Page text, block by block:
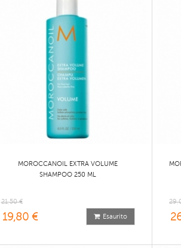
MOROCCANOIL EXTRA VOLUME
SHAMPOO 250 ML
21,50 €
19,80 € Esaurito